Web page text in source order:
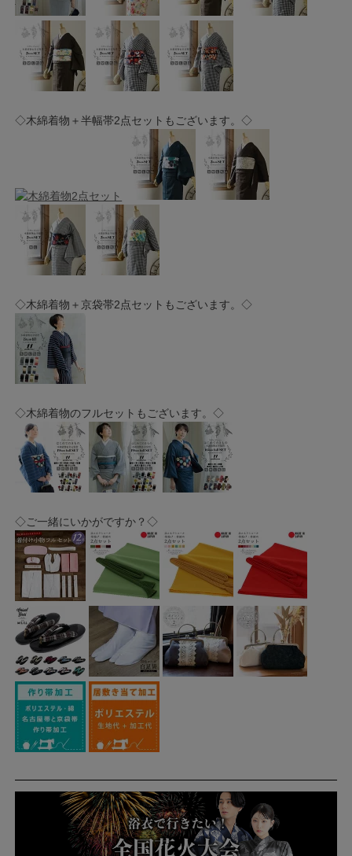
◇木綿着物＋半幅帯2点セットもございます。◇
◇木綿着物＋京袋帯2点セットもございます。◇
◇木綿着物のフルセットもございます。◇
◇ご一緒にいかがですか？◇